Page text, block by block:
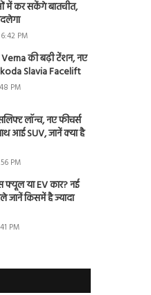
में कर सकेंगे बातचीत,
PM
की बढ़ी टेंशन, नए
Slavia Facelift
PM
लॉन्च, नए फीचर्स
आई SUV, जानें क्या है
PM
फ्यूल या EV कार? नई
जानें किसमें है ज्यादा
PM